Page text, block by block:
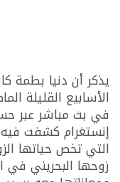
يذكر أن دنيا بطمة
الأسابيع القليلة
في بث مباشر عبر
إنستغرام كشفت
التي تخص حياتها
زوحها البحريني في